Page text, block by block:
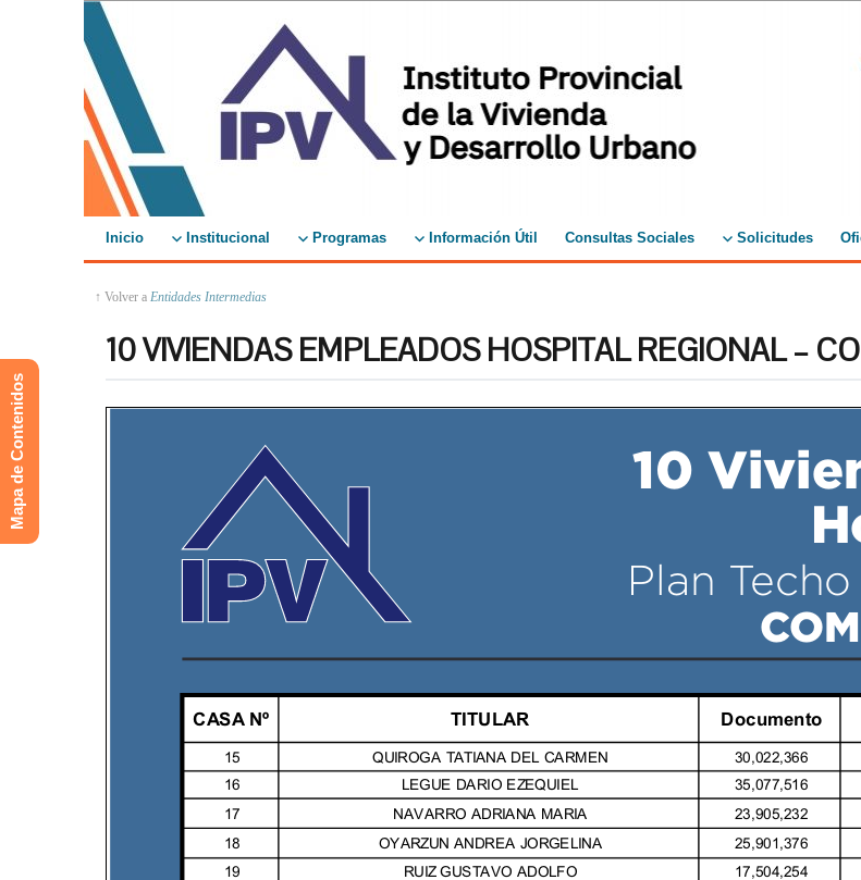
Inicio Institucional Programas Información Útil Consultas Sociales Solicitudes
↑ Volver a Entidades Intermedias
10 VIVIENDAS EMPLEADOS HOSPITAL REGIONAL –
Mapa de Contenidos